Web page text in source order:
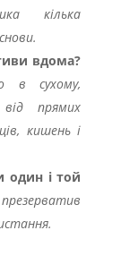
кілька
вдома?
в сухому,
від прямих
кишень і
один і той